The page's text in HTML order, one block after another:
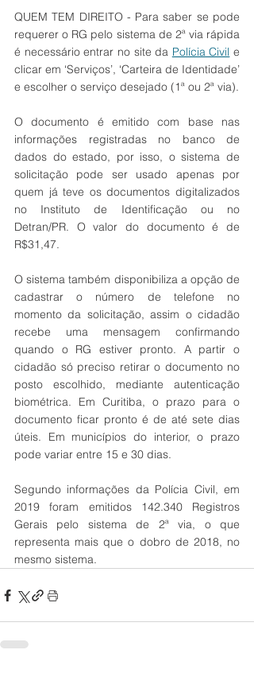
QUEM TEM DIREITO - Para saber se pode
requerer o RG pelo sistema de 2ª via rápida
é necessário entrar no site da Polícia Civil e
clicar em ‘Serviços’, ‘Carteira de Identidade’
O documento é emitido com base nas
informações registradas no banco de
dados do estado, por isso, o sistema de
solicitação pode ser usado apenas por
quem já teve os documentos digitalizados
no Instituto de Identificação ou no
Detran/PR. O valor do documento é de
R$31,47.
O sistema também disponibiliza a opção de
cadastrar o número de telefone no
momento da solicitação, assim o cidadão
recebe uma mensagem confirmando
quando o RG estiver pronto. A partir o
cidadão só preciso retirar o documento no
posto escolhido, mediante autenticação
biométrica. Em Curitiba, o prazo para o
documento ficar pronto é de até sete dias
úteis. Em municípios do interior, o prazo
pode variar entre 15 e 30 dias.
Segundo informações da Polícia Civil, em
2019 foram emitidos 142.340 Registros
Gerais pelo sistema de 2ª via, o que
representa mais que o dobro de 2018, no
mesmo sistema.